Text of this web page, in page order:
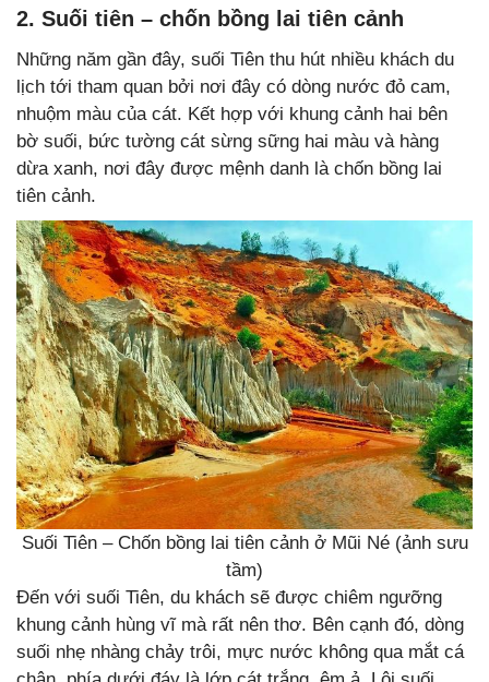
2. Suối tiên – chốn bồng lai tiên cảnh
Những năm gần đây, suối Tiên thu hút nhiều khách du
lịch tới tham quan bởi nơi đây có dòng nước đỏ cam,
nhuộm màu của cát. Kết hợp với khung cảnh hai bên
bờ suối, bức tường cát sừng sững hai màu và hàng
dừa xanh, nơi đây được mệnh danh là chốn bồng lai
tiên cảnh.
Suối Tiên – Chốn bồng lai tiên cảnh ở Mũi Né (ảnh sưu
tầm)
Đến với suối Tiên, du khách sẽ được chiêm ngưỡng
khung cảnh hùng vĩ mà rất nên thơ. Bên cạnh đó, dòng
suối nhẹ nhàng chảy trôi, mực nước không qua mắt cá